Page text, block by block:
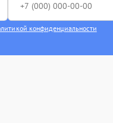
конфиденциальности